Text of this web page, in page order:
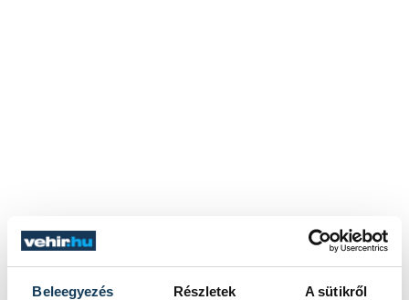
Beleegyezés Részletek A sütikről